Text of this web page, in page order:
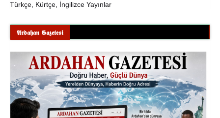
Türkçe, Kürtçe, İngilizce Yayınlar
𝕬𝖗𝖉𝖆𝖍𝖆𝖓 𝕲𝖆𝖟𝖊𝖙𝖊𝖘𝖎